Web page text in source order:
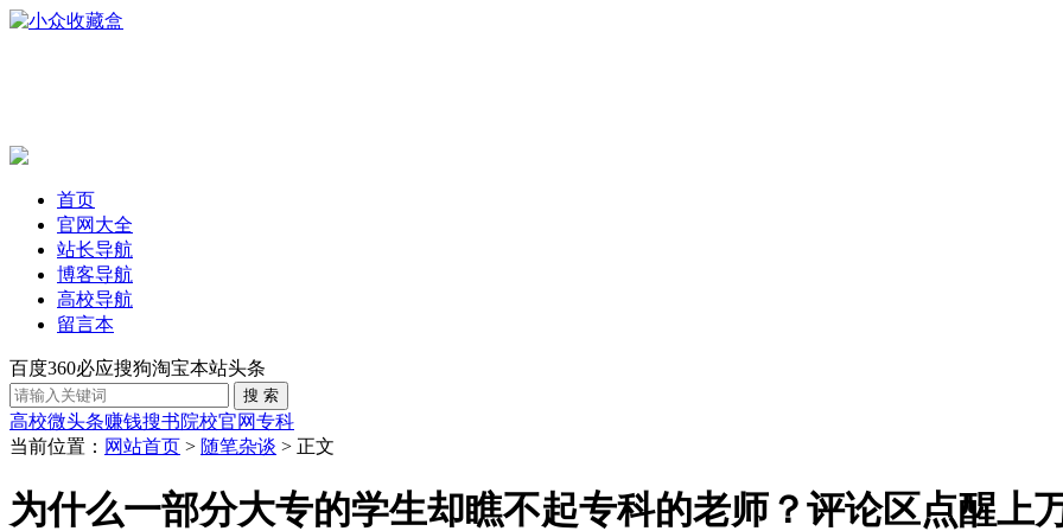
首页
官网大全
站长导航
博客导航
高校导航
留言本
百度360必应搜狗淘宝本站头条
高校微头条赚钱搜书院校官网专科
当前位置： 网站首页 > 随笔杂谈 > 正文
为什么一部分大专的学生却瞧不起专科的老师？评论区点醒上